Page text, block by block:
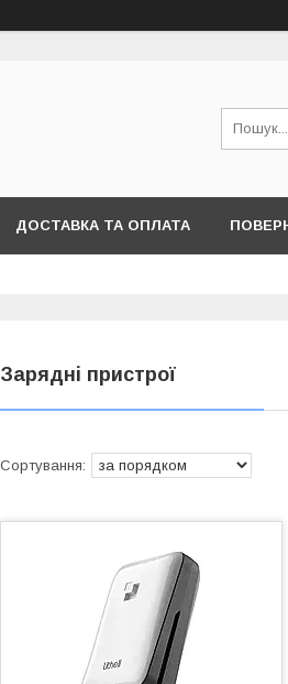
ДОСТАВКА ТА ОПЛАТА
Зарядні пристрої